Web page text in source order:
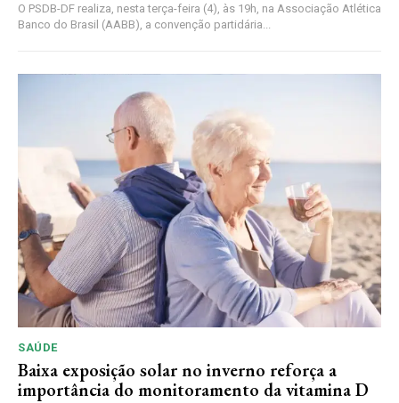
O PSDB-DF realiza, nesta terça-feira (4), às 19h, na Associação Atlética
Banco do Brasil (AABB), a convenção partidária...
SAÚDE
Baixa exposição solar no inverno reforça a
importância do monitoramento da vitamina D